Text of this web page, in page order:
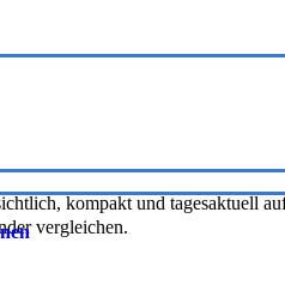
kompakt und tagesaktuell
vergleichen.